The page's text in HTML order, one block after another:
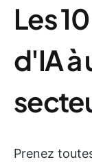
Les
d'IA à
Prenez